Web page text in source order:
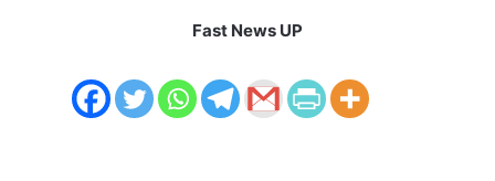
Fast News UP